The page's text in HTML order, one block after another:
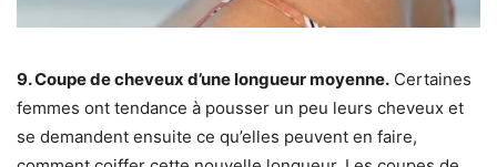
9. Coupe de cheveux d’une longueur moyenne. Certaines
femmes ont tendance à pousser un peu leurs cheveux et
se demandent ensuite ce qu’elles peuvent en faire,